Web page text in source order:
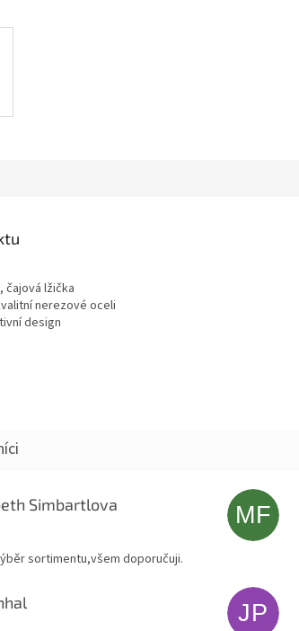
čajová lžička
nerezové oceli
design
Simbartlova
je 5 z 5 hvězdiček.
sortimentu,všem doporučuji.
MF
je 5 z 5 hvězdiček. JP